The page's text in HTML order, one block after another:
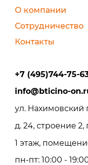
О компании
Сотрудничество
Контакты
+7 (495)744-75-
info@bticino-
ул. Нахимовский
д. 24, строение
1 этаж,
пн-пт: 10:00 -